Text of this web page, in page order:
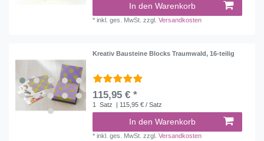
In den Warenkorb
*inkl. ges. MwSt. zzgl.Versandkosten
Kreativ Bausteine Blocks Traumwald, 16-teilig
115,95 € *
1 Satz | 115,95 € / Satz
In den Warenkorb
*inkl. ges. MwSt. zzgl.Versandkosten